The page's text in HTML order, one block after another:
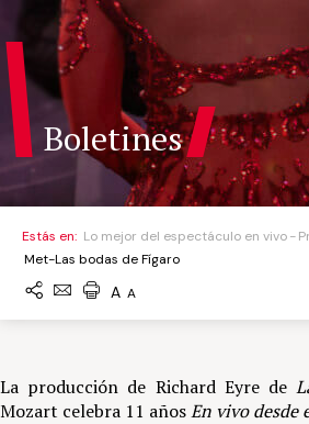
Boletines
Estás en: Lo mejor del espectáculo en vivo
Met-Las bodas de Fígaro
A A
La producción de Richard Eyre de
Mozart celebra 11 añosEn vivo desde